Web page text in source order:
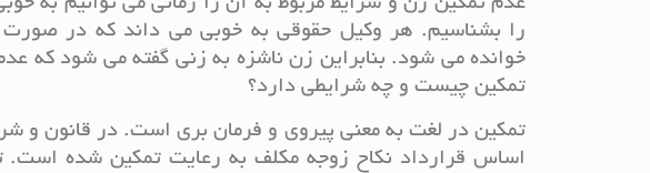
عدم تمکین زن و شرایط مربوط به آن را زمانی می توانیم به
را بشناسیم. هر وکیل حقوقی به خوبی می داند که در
خوانده می شود. بنابراین زن ناشزه به زنی گفته می شود که
تمکین چیست و چه شرایطی دارد؟
تمکین در لغت به معنی پیروی و فرمان بری است. در قانون و
اساس قرارداد نکاح زوجه مکلف به رعایت تمکین شده